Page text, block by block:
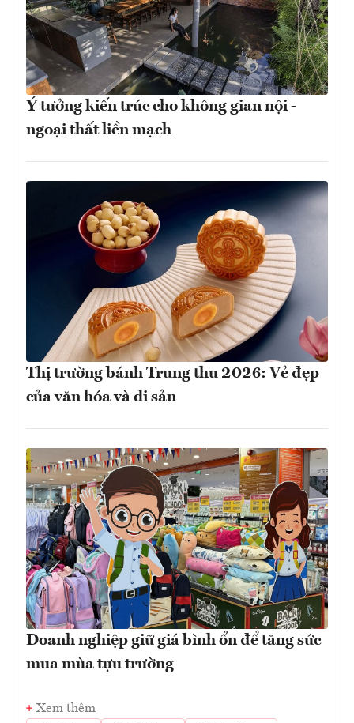
Ý tưởng kiến trúc cho không gian nội -
ngoại thất liền mạch
Thị trường bánh Trung thu 2026: Vẻ đẹp
của văn hóa và di sản
Doanh nghiệp giữ giá bình ổn để tăng sức
mua mùa tựu trường
Xem thêm